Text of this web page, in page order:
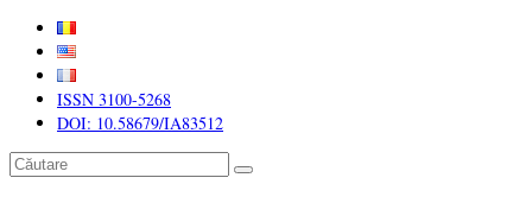
ISSN 3100-5268
DOI: 10.58679/IA83512
Căutare